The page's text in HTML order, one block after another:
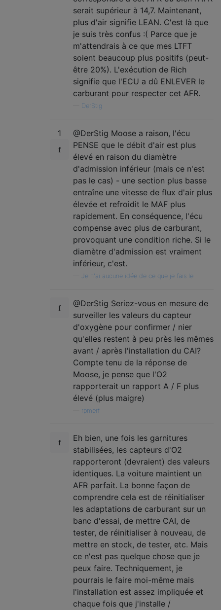
serait supérieur à 14,7. Maintenant,
plus d'air signifie LEAN. C'est là que
je suis très confus :( Parce que je
m'attendrais à ce que mes LTFT
soient beaucoup plus positifs (peut-
être 20%). L'exécution de Rich
signifie que l'ECU a dû ENLEVER le
carburant pour respecter cet AFR.
DerStig
1
@DerStig Moose a raison, l'écu
PENSE que le débit d'air est plus
élevé en raison du diamètre
d'admission inférieur (mais ce n'est
pas le cas) - une section plus basse
entraîne une vitesse de flux d'air plus
élevée et refroidit le MAF plus
rapidement. En conséquence, l'écu
compense avec plus de carburant,
provoquant une condition riche. Si le
diamètre d'admission est vraiment
inférieur, c'est.
Je n'ai aucune idée de ce que je fais le
@DerStig Seriez-vous en mesure de
surveiller les valeurs du capteur
d'oxygène pour confirmer / nier
qu'elles restent à peu près les mêmes
avant / après l'installation du CAI?
Compte tenu de la réponse de
Moose, je pense que l'O2
rapporterait un rapport A / F plus
élevé (plus maigre)
rpmerf
Eh bien, une fois les garnitures
stabilisées, les capteurs d'O2
rapporteront (devraient) des valeurs
identiques. La voiture maintient un
AFR parfait. La bonne façon de
comprendre cela est de réinitialiser
les adaptations de carburant sur un
banc d'essai, de mettre CAI, de
tester, de réinitialiser à nouveau, de
mettre en stock, de tester, etc. Mais
ce n'est pas quelque chose que je
peux faire. Techniquement, je
pourrais le faire moi-même mais
l'installation est assez impliquée et
chaque fois que j'installe /